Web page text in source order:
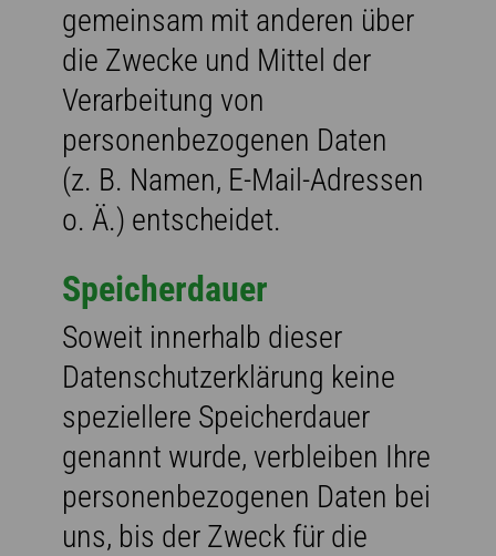
gemeinsam mit anderen über
die Zwecke und Mittel der
Verarbeitung von
personenbezogenen Daten
(z. B. Namen, E-Mail-Adressen
o. Ä.) entscheidet.
Speicherdauer
Soweit innerhalb dieser
Datenschutzerklärung keine
speziellere Speicherdauer
genannt wurde, verbleiben Ihre
personenbezogenen Daten bei
uns, bis der Zweck für die